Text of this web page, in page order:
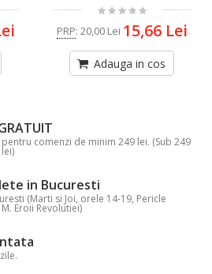
PRP: 20,00 Lei 15,66 Lei
Adauga in cos
pentru comenzi de minim 249 lei. (Sub 249
in Bucuresti
(Marti si Joi, orele 14-19, Pericle
Eroii Revolutiei)